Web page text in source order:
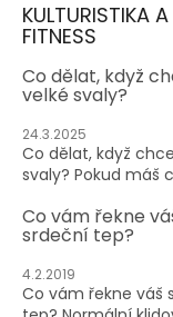
KULTURISTIKA A
FITNESS
Co dělat, když
velké svaly?
24.3.2025
Co dělat, když
svaly? Pokud máš
Co vám řekne
srdeční tep?
4.2.2019
Co vám řekne váš